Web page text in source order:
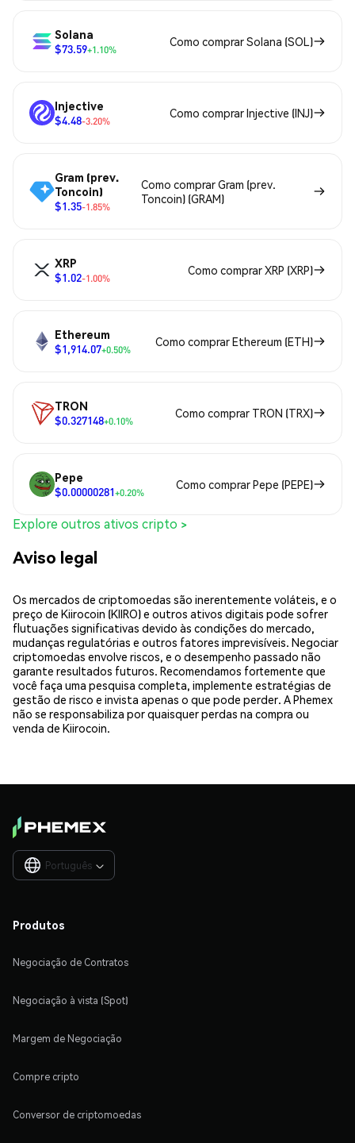
Solana
$73.59+1.10%
Como comprar Solana (SOL)
Injective
$4.48-3.20%
Como comprar Injective (INJ)
Gram (prev.
Toncoin)
$1.35-1.85%
Como comprar Gram (prev.
Toncoin) (GRAM)
XRP
$1.02-1.00%
Como comprar XRP (XRP)
Ethereum
$1,914.07+0.50%
Como comprar Ethereum (ETH)
TRON
$0.327148+0.10%
Como comprar TRON (TRX)
Pepe
$0.00000281+0.20%
Como comprar Pepe (PEPE)
Explore outros ativos cripto >
Aviso legal
Os mercados de criptomoedas são inerentemente voláteis, e o
preço de Kiirocoin (KIIRO) e outros ativos digitais pode sofrer
flutuações significativas devido às condições do mercado,
mudanças regulatórias e outros fatores imprevisíveis. Negociar
criptomoedas envolve riscos, e o desempenho passado não
garante resultados futuros. Recomendamos fortemente que
você faça uma pesquisa completa, implemente estratégias de
gestão de risco e invista apenas o que pode perder. A Phemex
não se responsabiliza por quaisquer perdas na compra ou
venda de Kiirocoin.
Português 
Produtos
Negociação de Contratos
Negociação à vista (Spot)
Margem de Negociação
Compre cripto
Conversor de criptomoedas